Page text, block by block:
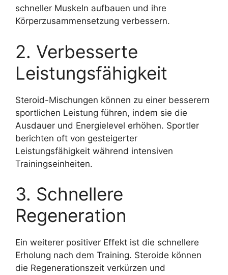
schneller Muskeln aufbauen und ihre
Körperzusammensetzung verbessern.
2. Verbesserte
Leistungsfähigkeit
Steroid-Mischungen können zu einer besserern
sportlichen Leistung führen, indem sie die
Ausdauer und Energielevel erhöhen. Sportler
berichten oft von gesteigerter
Leistungsfähigkeit während intensiven
Trainingseinheiten.
3. Schnellere
Regeneration
Ein weiterer positiver Effekt ist die schnellere
Erholung nach dem Training. Steroide können
die Regenerationszeit verkürzen und